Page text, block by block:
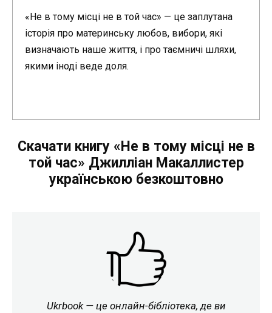
«Не в тому місці не в той час» — це заплутана
історія про материнську любов, вибори, які
визначають наше життя, і про таємничі шляхи,
якими іноді веде доля.
Скачати книгу «Не в тому місці не в
той час» Джилліан Макаллистер
українською безкоштовно
Ukrbook — це онлайн-бібліотека, де ви